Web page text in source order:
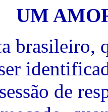
UM
brasileiro,
de